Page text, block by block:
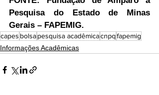
Pesquisa do Estado de Minas
Gerais – FAPEMIG.
capes bolsapesquisa acadêmicacnpqfapemig
Informações Acadêmicas